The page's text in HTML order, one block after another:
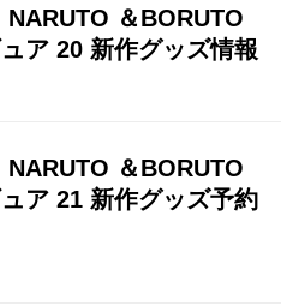
＆BORUTO
ア 20 新作グッズ情報
＆BORUTO
ア 21 新作グッズ予約